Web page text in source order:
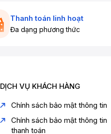
Thanh toán linh hoạt
Đa dạng phương thức
DỊCH VỤ KHÁCH HÀNG
Chính sách bảo mật thông tin
Chính sách bảo mật thông tin
thanh toán